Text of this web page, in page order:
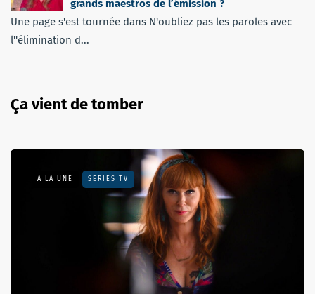
grands maestros de l’émission ?
Une page s'est tournée dans N'oubliez pas les paroles avec
l''élimination d...
Ça vient de tomber
A LA UNE SÉRIES TV